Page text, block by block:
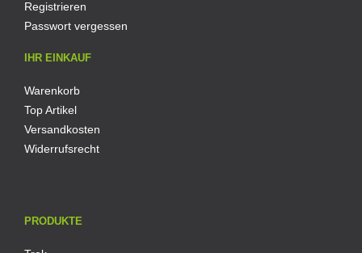
Registrieren
Passwort vergessen
IHR EINKAUF
Warenkorb
Top Artikel
Versandkosten
Widerrufsrecht
PRODUKTE